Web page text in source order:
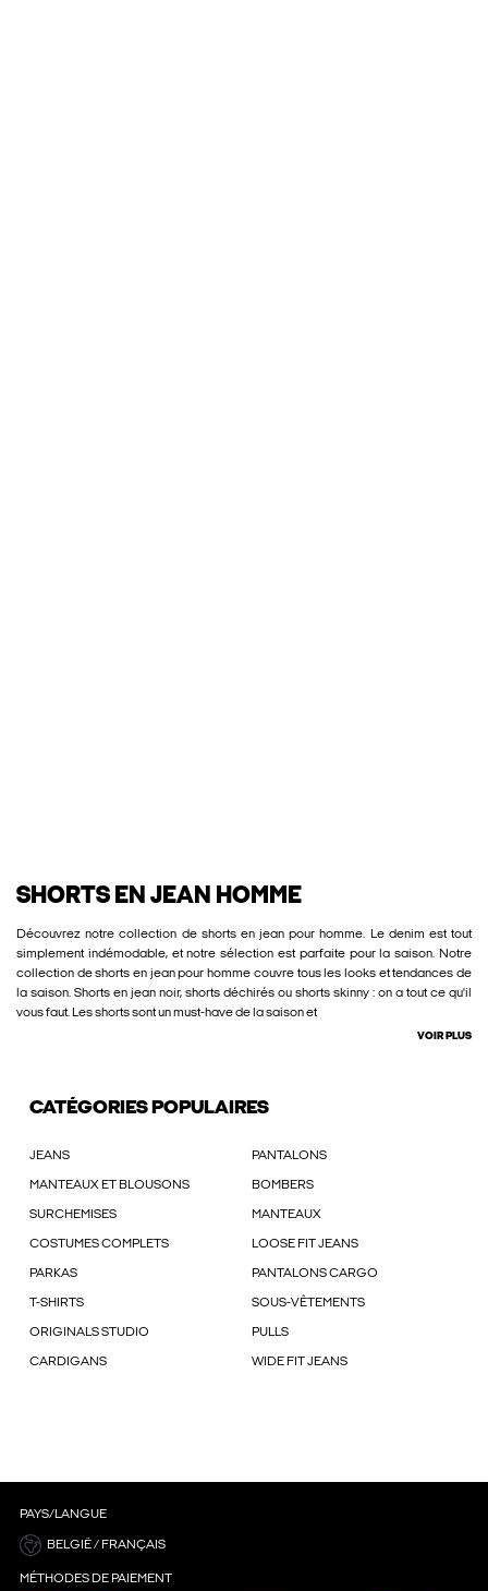
SHORTS EN JEAN HOMME
Découvrez notre collection de shorts en jean pour homme. Le denim est tout
simplement indémodable, et notre sélection est parfaite pour la saison. Notre
collection de shorts en jean pour homme couvre tous les looks et tendances de
la saison. Shorts en jean noir, shorts déchirés ou shorts skinny : on a tout ce qu'il
vous faut. Les shorts sont un must-have de la saison et
VOIR PLUS
CATÉGORIES POPULAIRES
JEANS PANTALONS
MANTEAUX ET BLOUSONS BOMBERS
SURCHEMISES MANTEAUX
COSTUMES COMPLETS LOOSE FIT JEANS
PARKAS PANTALONS CARGO
T-SHIRTS SOUS-VÊTEMENTS
ORIGINALS STUDIO PULLS
CARDIGANS WIDE FIT JEANS
PAYS/LANGUE
BELGIË / FRANÇAIS
MÉTHODES DE PAIEMENT